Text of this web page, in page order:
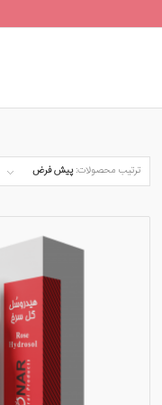
ترتیب محصولات:پیش فرض